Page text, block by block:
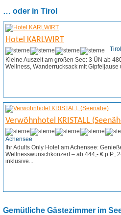
… oder in Tirol
Hotel KARLWIRT
Kleine Auszeit am großen See: 3 ÜN ab
Wellness, Wanderrucksack mit Gipfeljause
Verwöhnhotel KRISTALL
Achensee
Ihr Adults Only Hotel am Achensee:
Wellnesswunschkonzert – ab 444,- € p.P.,
inklusive...
Gemütliche Gästezimmer im